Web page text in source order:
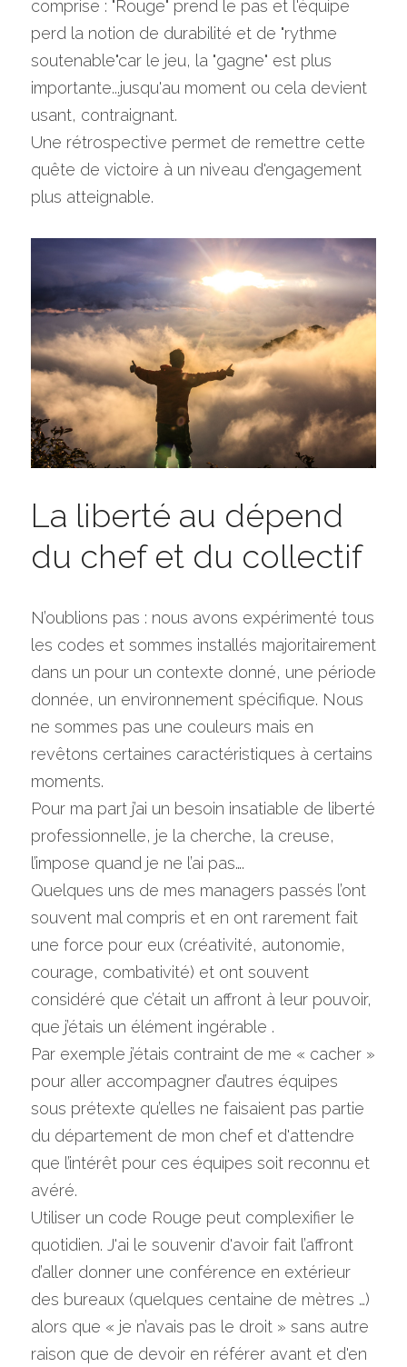
comprise : "Rouge" prend le pas et l'équipe
perd la notion de durabilité et de "rythme
soutenable"car le jeu, la "gagne" est plus
importante...jusqu'au moment ou cela devient
usant, contraignant.
Une rétrospective permet de remettre cette
quête de victoire à un niveau d'engagement
plus atteignable.
La liberté au dépend
du chef et du collectif
N’oublions pas : nous avons expérimenté tous
les codes et sommes installés majoritairement
dans un pour un contexte donné, une période
donnée, un environnement spécifique. Nous
ne sommes pas une couleurs mais en
revêtons certaines caractéristiques à certains
moments.
Pour ma part j’ai un besoin insatiable de liberté
professionnelle, je la cherche, la creuse,
l’impose quand je ne l’ai pas….
Quelques uns de mes managers passés l’ont
souvent mal compris et en ont rarement fait
une force pour eux (créativité, autonomie,
courage, combativité) et ont souvent
considéré que c’était un affront à leur pouvoir,
que j’étais un élément ingérable .
Par exemple j’étais contraint de me « cacher »
pour aller accompagner d’autres équipes
sous prétexte qu’elles ne faisaient pas partie
du département de mon chef et d'attendre
que l’intérêt pour ces équipes soit reconnu et
avéré.
Utiliser un code Rouge peut complexifier le
quotidien. J'ai le souvenir d'avoir fait l’affront
d’aller donner une conférence en extérieur
des bureaux (quelques centaine de mètres …)
alors que « je n’avais pas le droit » sans autre
raison que de devoir en référer avant et d'en